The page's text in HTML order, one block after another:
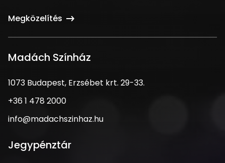
Megközelítés
Madách Színház
1073
Erzsébet
krt.
33.
1073 Budapest, Erzsébet krt. 29-33.
Telefonszám
+36 1 478 2000
Email
info@madachszinhaz.hu
Jegypénztár